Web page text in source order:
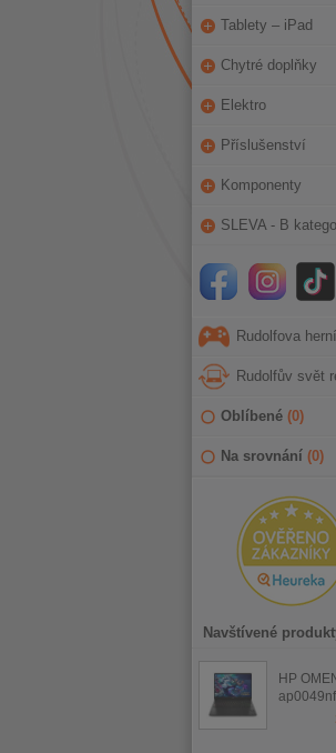
Tablety – iPad
Chytré doplňky
Elektro
Příslušenství
Komponenty
SLEVA - B
Rudolfova
Rudolfův svět
Oblíbené (0)
Na srovnání (0)
Navštívené
HP
ap0049nf
Shadow